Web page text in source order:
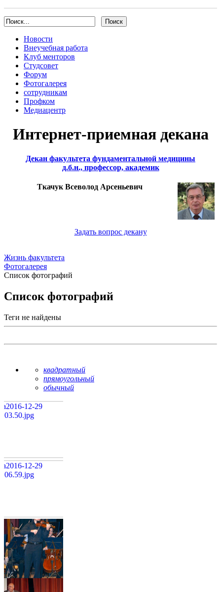
Новости
Внеучебная работа
Клуб менторов
Студсовет
Форум
Фотогалерея
сотрудникам
Профком
Медиацентр
Интернет-приемная декана
Декан факультета фундаментальной медицины
д.б.н., профессор, академик
Ткачук Всеволод Арсеньевич
Задать вопрос декану
Жизнь факультета
Фотогалерея
Список фотографий
Список фотографий
Теги не найдены
квадратный
прямоугольный
обычный